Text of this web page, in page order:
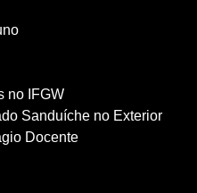
no IFGW
Sanduíche no Exterior
Docente